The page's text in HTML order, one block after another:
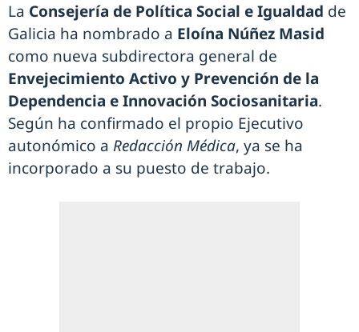
La Consejería de Política Social e Igualdad de
Galicia ha nombrado a Eloína Núñez Masid
como nueva subdirectora general de
Envejecimiento Activo y Prevención de la
Dependencia e Innovación Sociosanitaria.
Según ha confirmado el propio Ejecutivo
autonómico a Redacción Médica, ya se ha
incorporado a su puesto de trabajo.